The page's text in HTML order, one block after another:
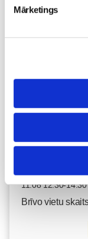
Mārketings
Emocionālā un
11.08 10:00-12:00
Kā bērnam
Diānas Zandes
11.08 12:30-14:30
Brīvo vietu